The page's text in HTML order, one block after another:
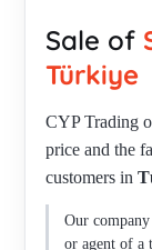
Sale of
Türkiye
CYP Trading
price and the
customers in
Our
or agent of a